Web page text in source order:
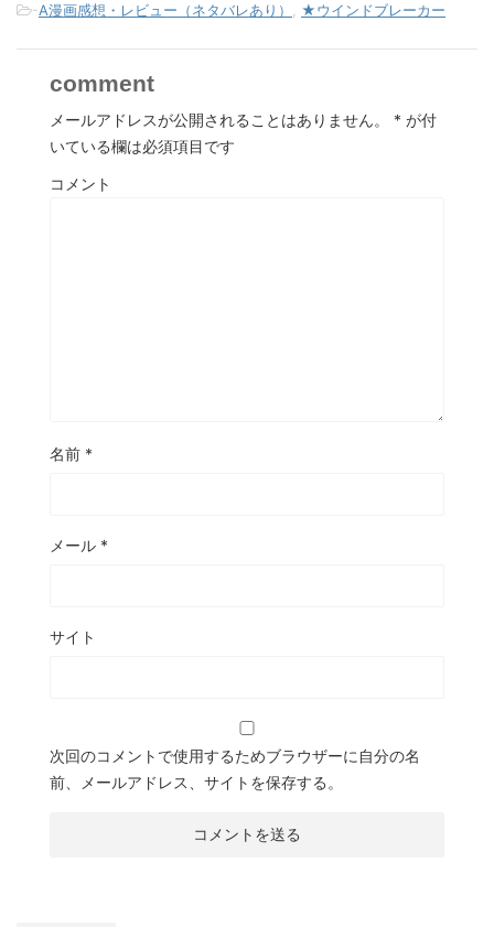
-A漫画感想・レビュー（ネタバレあり） ★ウインドブレーカー
comment
メールアドレスが公開されることはありません。 * が付
いている欄は必須項目です
コメント
名前 *
メール *
サイト
次回のコメントで使用するためブラウザーに自分の名
前、メールアドレス、サイトを保存する。